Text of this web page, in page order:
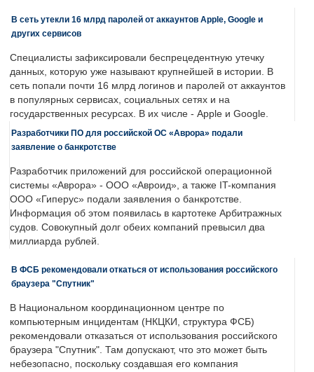
В сеть утекли 16 млрд паролей от аккаунтов Apple, Google и
других сервисов
Специалисты зафиксировали беспрецедентную утечку
данных, которую уже называют крупнейшей в истории. В
сеть попали почти 16 млрд логинов и паролей от аккаунтов
в популярных сервисах, социальных сетях и на
государственных ресурсах. В их числе - Apple и Google.
Разработчики ПО для российской ОС «Аврора» подали
заявление о банкротстве
Разработчик приложений для российской операционной
системы «Аврора» - ООО «Авроид», а также IT-компания
ООО «Гиперус» подали заявления о банкротстве.
Информация об этом появилась в картотеке Арбитражных
судов. Совокупный долг обеих компаний превысил два
миллиарда рублей.
В ФСБ рекомендовали откаться от использования российского
браузера "Спутник"
В Национальном координационном центре по
компьютерным инцидентам (НКЦКИ, структура ФСБ)
рекомендовали отказаться от использования российского
браузера "Спутник". Там допускают, что это может быть
небезопасно, поскольку создавшая его компания